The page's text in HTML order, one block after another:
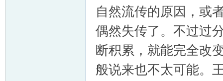
自然流传的原因，或
偶然失传了。不过过
断积累，就能完全改
般说来也不太可能。